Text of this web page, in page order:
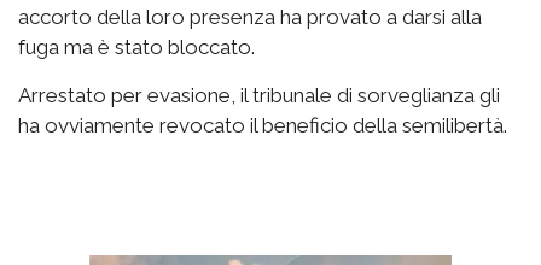
accorto della loro presenza ha provato a darsi alla
fuga ma è stato bloccato.
Arrestato per evasione, il tribunale di sorveglianza gli
ha ovviamente revocato il beneficio della semilibertà.